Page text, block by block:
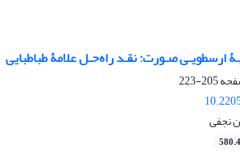
ارسطویـی صـورت: نقـد راه‌حـل علامۀ طباطبایی
205-223
نجفی